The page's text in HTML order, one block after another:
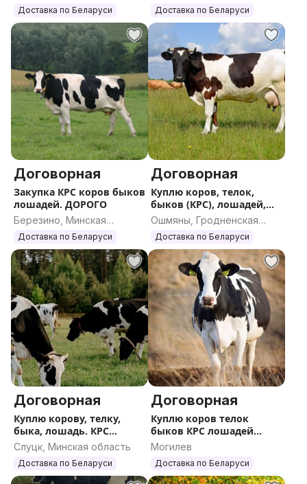
Могилевская область
Доставка по Беларуси
область
Доставка по Беларуси
Договорная
Закупка КРС коров быков
лошадей. ДОРОГО
Березино, Минская
область
Доставка по Беларуси
Договорная
Куплю коров, телок,
быков (КРС), лошадей,
жеребят
Ошмяны, Гродненская
область
Доставка по Беларуси
Договорная
Куплю корову, телку,
быка, лошадь. КРС
ДОРОГО
Слуцк, Минская область
Доставка по Беларуси
Договорная
Куплю коров телок
быков КРС лошадей
жеребят ДОРОГО
Могилев
Доставка по Беларуси